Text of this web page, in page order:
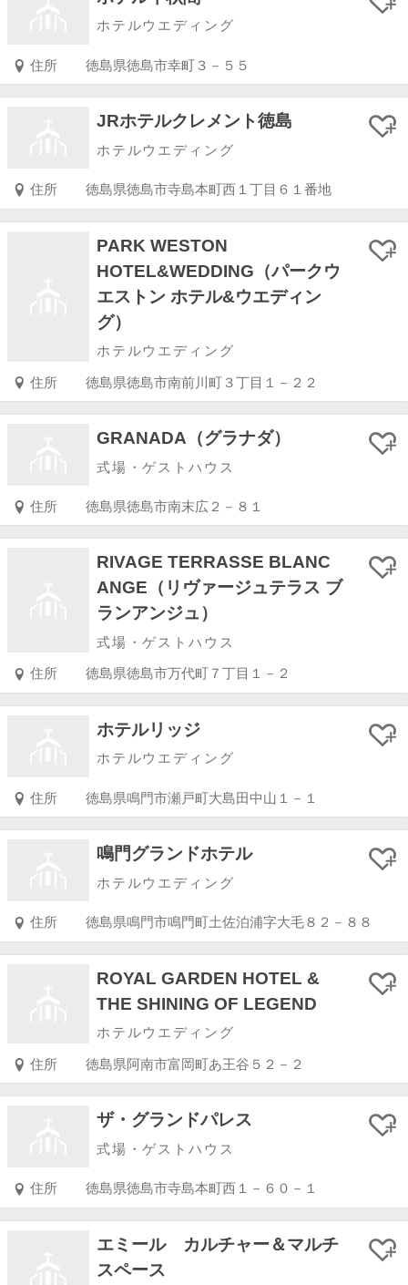
ホテルウエディング
住所 徳島県徳島市幸町３－５５
JRホテルクレメント徳島
ホテルウエディング
住所 徳島県徳島市寺島本町西１丁目６１番地
PARK WESTON
HOTEL&WEDDING（パークウ
エストン ホテル&ウエディン
グ）
ホテルウエディング
住所 徳島県徳島市南前川町３丁目１－２２
GRANADA（グラナダ）
式場・ゲストハウス
住所 徳島県徳島市南末広２－８１
RIVAGE TERRASSE BLANC
ANGE（リヴァージュテラス ブ
ランアンジュ）
式場・ゲストハウス
住所 徳島県徳島市万代町７丁目１－２
ホテルリッジ
ホテルウエディング
住所 徳島県鳴門市瀬戸町大島田中山１－１
鳴門グランドホテル
ホテルウエディング
住所 徳島県鳴門市鳴門町土佐泊浦字大毛８２－８８
ROYAL GARDEN HOTEL &
THE SHINING OF LEGEND
ホテルウエディング
住所 徳島県阿南市富岡町あ王谷５２－２
ザ・グランドパレス
式場・ゲストハウス
住所 徳島県徳島市寺島本町西１－６０－１
エミール カルチャー＆マルチ
スペース